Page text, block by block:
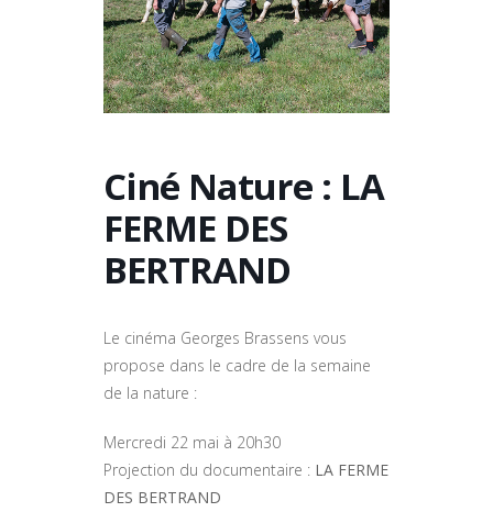
Ciné Nature : LA
FERME DES
BERTRAND
Le cinéma Georges Brassens vous
propose dans le cadre de la semaine
de la nature :
Mercredi 22 mai à 20h30
Projection du documentaire : LA FERME
DES BERTRAND